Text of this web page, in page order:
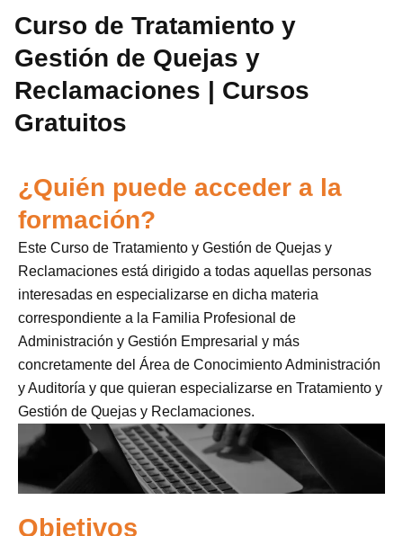
Curso de Tratamiento y
Gestión de Quejas y
Reclamaciones | Cursos
Gratuitos
¿Quién puede acceder a la
formación?
Este Curso de Tratamiento y Gestión de Quejas y
Reclamaciones está dirigido a todas aquellas personas
interesadas en especializarse en dicha materia
correspondiente a la Familia Profesional de
Administración y Gestión Empresarial y más
concretamente del Área de Conocimiento Administración
y Auditoría y que quieran especializarse en Tratamiento y
Gestión de Quejas y Reclamaciones.
Objetivos